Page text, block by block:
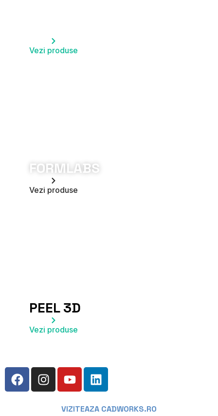
Vezi produse
FORMLABS
Vezi produse
PEEL 3D
Vezi produse
VIZITEAZA CADWORKS.RO